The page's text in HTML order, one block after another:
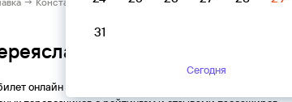
→
онлайн на автобус из
31
Сегодня